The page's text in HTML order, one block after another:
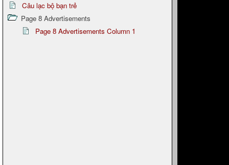
Câu lạc bộ bạn trẻ
Page 8 Advertisements
Page 8 Advertisements Column 1